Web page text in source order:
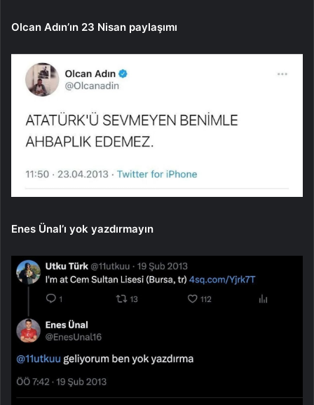
Olcan Adın’ın 23 Nisan paylaşımı
Enes Ünal’ı yok yazdırmayın